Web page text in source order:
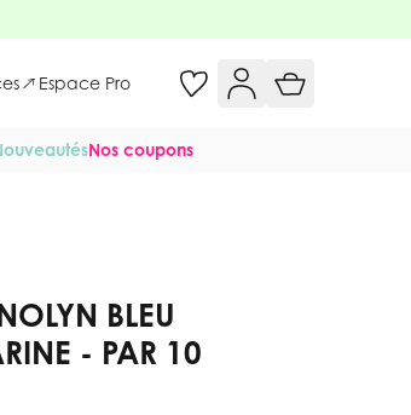
Espace Pro
Nos coupons
BLEU
- PAR 10